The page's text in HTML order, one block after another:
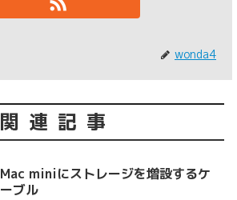
wonda4
関連記事
Mac miniにストレージを増設するケ
ーブル